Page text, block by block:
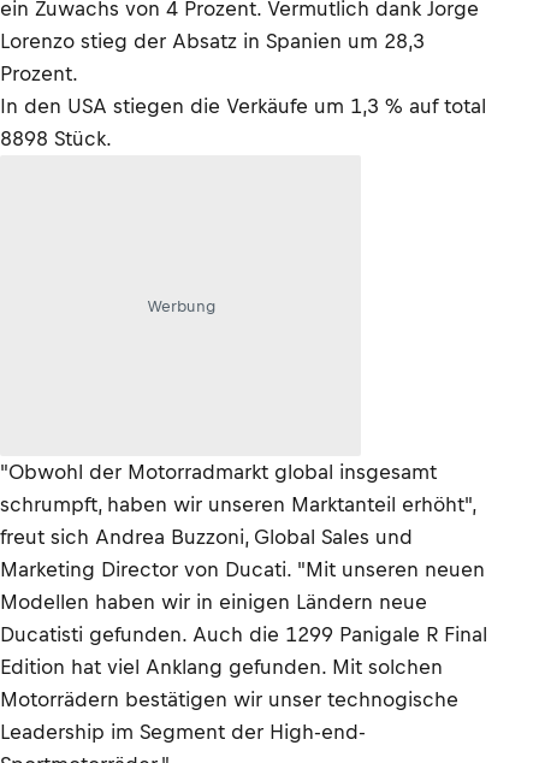
ein Zuwachs von 4 Prozent. Vermutlich dank Jorge
Lorenzo stieg der Absatz in Spanien um 28,3
Prozent.
In den USA stiegen die Verkäufe um 1,3 % auf total
8898 Stück.
Werbung
"Obwohl der Motorradmarkt global insgesamt
schrumpft, haben wir unseren Marktanteil erhöht",
freut sich Andrea Buzzoni, Global Sales und
Marketing Director von Ducati. "Mit unseren neuen
Modellen haben wir in einigen Ländern neue
Ducatisti gefunden. Auch die 1299 Panigale R Final
Edition hat viel Anklang gefunden. Mit solchen
Motorrädern bestätigen wir unser technogische
Leadership im Segment der High-end-